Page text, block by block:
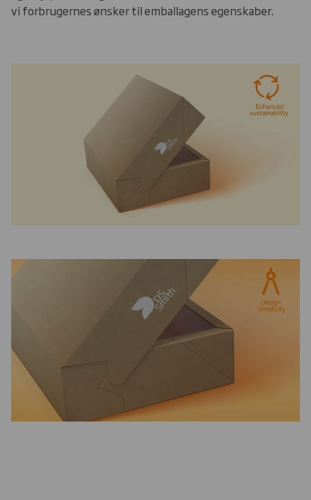
vi forbrugernes ønsker til emballagens egenskaber.